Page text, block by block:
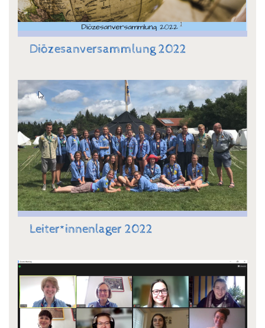
Diözesanversammlung 2022
Leiter*innenlager 2022